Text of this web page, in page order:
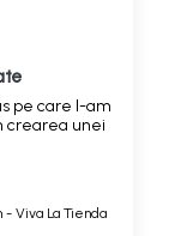
pe care l-am
crearea unei
Viva La Tienda